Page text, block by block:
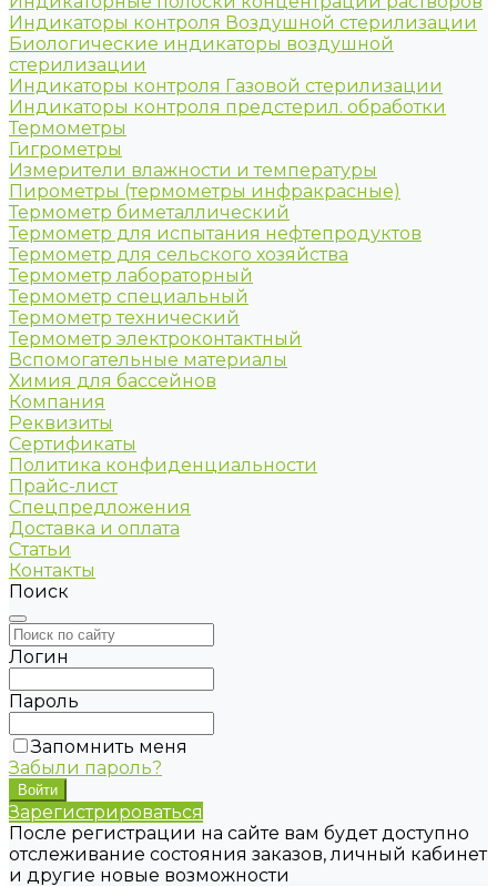
Индикаторы контроля Воздушной стерилизации
Биологические индикаторы воздушной
стерилизации
Индикаторы контроля Газовой стерилизации
Индикаторы контроля предстерил. обработки
Термометры
Гигрометры
Измерители влажности и температуры
Пирометры (термометры инфракрасные)
Термометр биметаллический
Термометр для испытания нефтепродуктов
Термометр для сельского хозяйства
Термометр лабораторный
Термометр специальный
Термометр технический
Термометр электроконтактный
Вспомогательные материалы
Химия для бассейнов
Компания
Реквизиты
Сертификаты
Политика конфиденциальности
Прайс-лист
Спецпредложения
Доставка и оплата
Статьи
Контакты
Поиск
Логин
Пароль
Запомнить меня
Забыли пароль?
Зарегистрироваться
После регистрации на сайте вам будет доступно
отслеживание состояния заказов, личный кабинет
и другие новые возможности